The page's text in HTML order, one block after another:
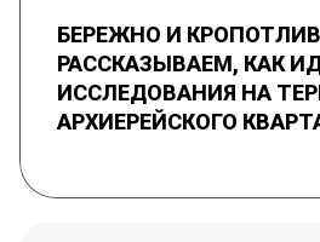
БЕРЕЖНО И
РАССКАЗЫВАЕМ, КАК
ИССЛЕДОВАНИЯ НА
АРХИЕРЕЙСКОГО